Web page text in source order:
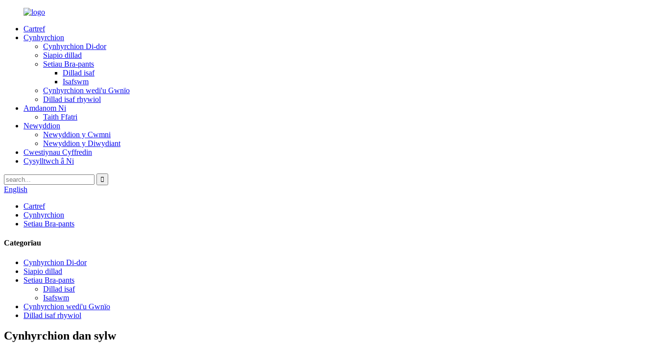
Cartref
Cynhyrchion
Cynhyrchion Di-dor
Siapio dillad
Setiau Bra-pants
Dillad isaf
Isafswm
Cynhyrchion wedi'u Gwnïo
Dillad isaf rhywiol
Amdanom Ni
Taith Ffatri
Newyddion
Newyddion y Cwmni
Newyddion y Diwydiant
Cwestiynau Cyffredin
Cysylltwch â Ni
English
Cartref
Cynhyrchion
Setiau Bra-pants
Categorïau
Cynhyrchion Di-dor
Siapio dillad
Setiau Bra-pants
Dillad isaf
Isafswm
Cynhyrchion wedi'u Gwnïo
Dillad isaf rhywiol
Cynhyrchion dan sylw